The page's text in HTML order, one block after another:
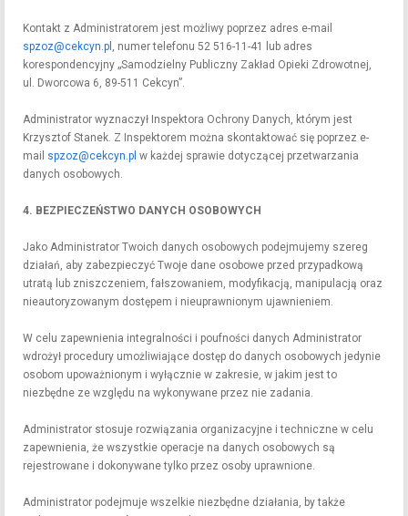
Kontakt z Administratorem jest możliwy poprzez adres e-mail
spzoz@cekcyn.pl , numer telefonu 52 516-11-41 lub adres
korespondencyjny „Samodzielny Publiczny Zakład Opieki Zdrowotnej,
ul. Dworcowa 6, 89-511 Cekcyn”.
Administrator wyznaczył Inspektora Ochrony Danych, którym jest
Krzysztof Stanek. Z Inspektorem można skontaktować się poprzez e-
mail spzoz@cekcyn.pl w każdej sprawie dotyczącej przetwarzania
danych osobowych.
4. BEZPIECZEŃSTWO DANYCH OSOBOWYCH
Jako Administrator Twoich danych osobowych podejmujemy szereg
działań, aby zabezpieczyć Twoje dane osobowe przed przypadkową
utratą lub zniszczeniem, fałszowaniem, modyfikacją, manipulacją oraz
nieautoryzowanym dostępem i nieuprawnionym ujawnieniem.
W celu zapewnienia integralności i poufności danych Administrator
wdrożył procedury umożliwiające dostęp do danych osobowych jedynie
osobom upoważnionym i wyłącznie w zakresie, w jakim jest to
niezbędne ze względu na wykonywane przez nie zadania.
Administrator stosuje rozwiązania organizacyjne i techniczne w celu
zapewnienia, że wszystkie operacje na danych osobowych są
rejestrowane i dokonywane tylko przez osoby uprawnione.
Administrator podejmuje wszelkie niezbędne działania, by także